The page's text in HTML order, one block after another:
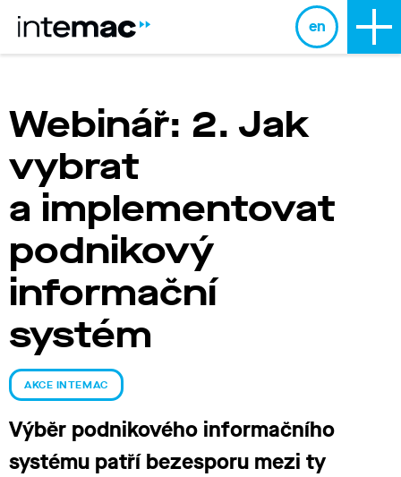
en
Webinář: 2. Jak
vybrat
a implementovat
podnikový
informační
systém
AKCE INTEMAC
Výběr podnikového informačního
systému patří bezesporu mezi ty